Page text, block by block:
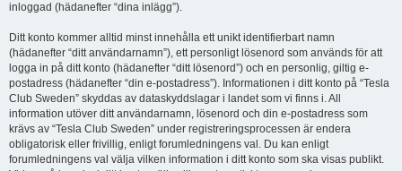
inloggad (hädanefter “dina inlägg”).
Ditt konto kommer alltid minst innehålla ett unikt identifierbart namn
(hädanefter “ditt användarnamn”), ett personligt lösenord som används för att
logga in på ditt konto (hädanefter “ditt lösenord”) och en personlig, giltig e-
postadress (hädanefter “din e-postadress”). Informationen i ditt konto på “Tesla
Club Sweden” skyddas av dataskyddslagar i landet som vi finns i. All
information utöver ditt användarnamn, lösenord och din e-postadress som
krävs av “Tesla Club Sweden” under registreringsprocessen är endera
obligatorisk eller frivillig, enligt forumledningens val. Du kan enligt
forumledningens val välja vilken information i ditt konto som ska visas publikt.